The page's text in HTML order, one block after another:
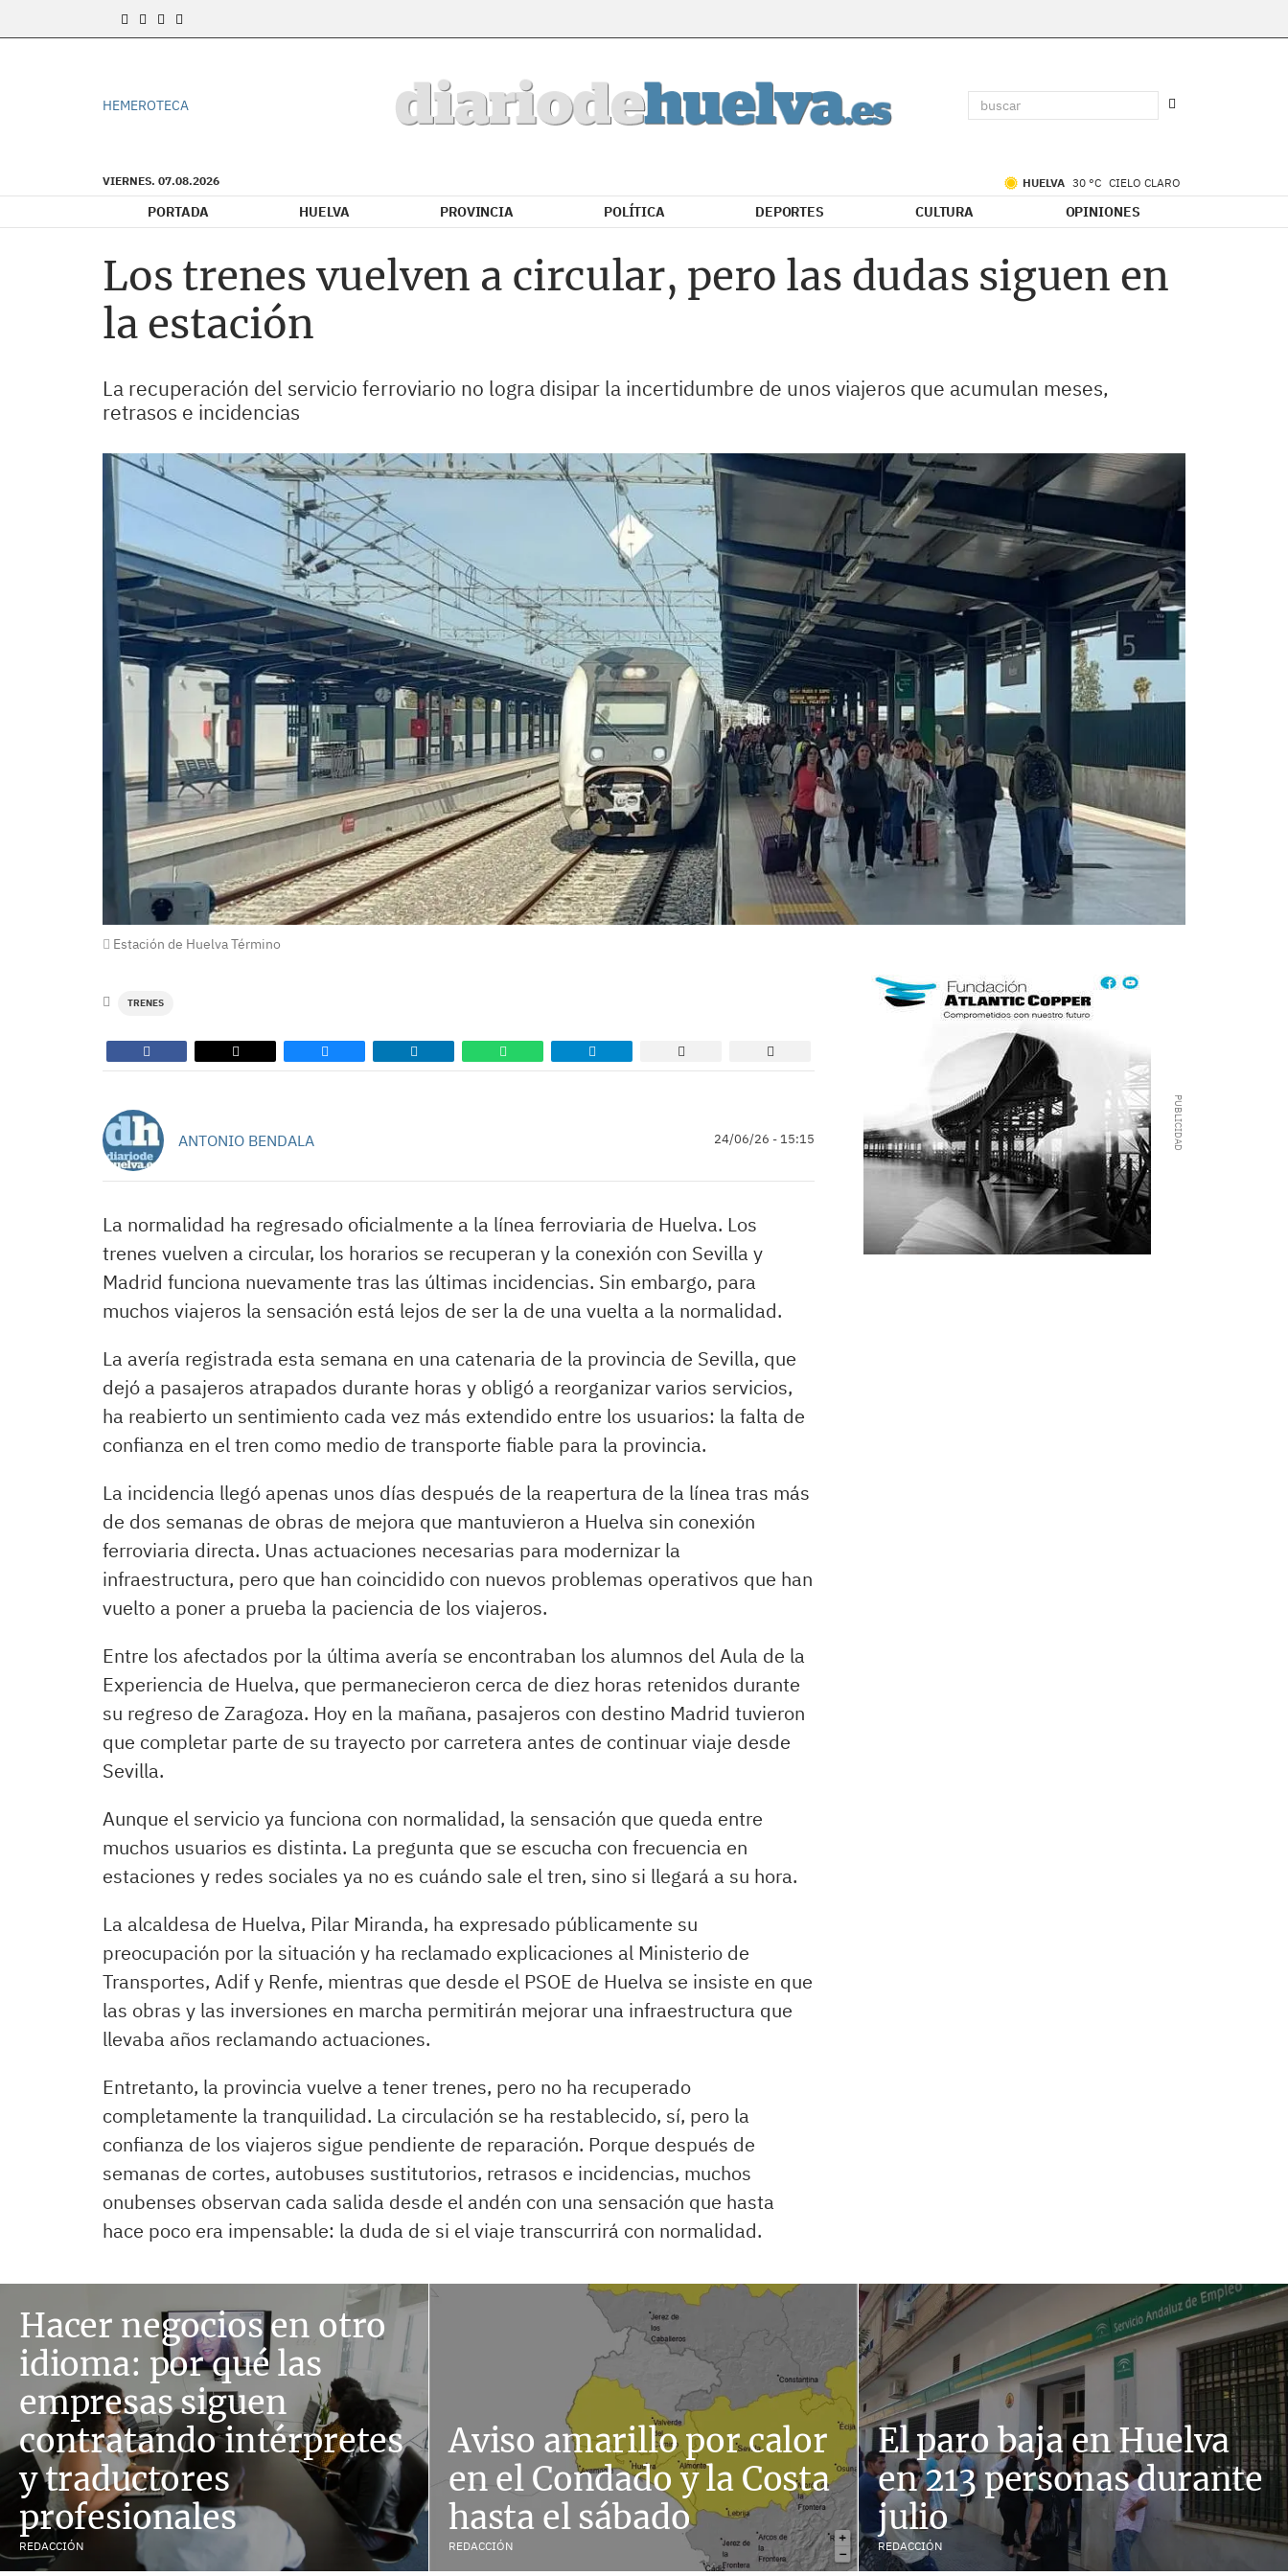
HEMEROTECA
VIERNES. 07.08.2026 HUELVA 30 °C CIELO CLARO
PORTADA HUELVA PROVINCIA POLÍTICA DEPORTES CULTURA OPINIONES
Los trenes vuelven a circular, pero las dudas siguen en
la estación
La recuperación del servicio ferroviario no logra disipar la incertidumbre de unos viajeros que acumulan meses,
retrasos e incidencias
Estación de Huelva Término
TRENES
ANTONIO BENDALA 24/06/26 - 15:15
La normalidad ha regresado oficialmente a la línea ferroviaria de Huelva. Los
trenes vuelven a circular, los horarios se recuperan y la conexión con Sevilla y
Madrid funciona nuevamente tras las últimas incidencias. Sin embargo, para
muchos viajeros la sensación está lejos de ser la de una vuelta a la normalidad.
La avería registrada esta semana en una catenaria de la provincia de Sevilla, que
dejó a pasajeros atrapados durante horas y obligó a reorganizar varios servicios,
ha reabierto un sentimiento cada vez más extendido entre los usuarios: la falta de
confianza en el tren como medio de transporte fiable para la provincia.
La incidencia llegó apenas unos días después de la reapertura de la línea tras más
de dos semanas de obras de mejora que mantuvieron a Huelva sin conexión
ferroviaria directa. Unas actuaciones necesarias para modernizar la
infraestructura, pero que han coincidido con nuevos problemas operativos que han
vuelto a poner a prueba la paciencia de los viajeros.
Entre los afectados por la última avería se encontraban los alumnos del Aula de la
Experiencia de Huelva, que permanecieron cerca de diez horas retenidos durante
su regreso de Zaragoza. Hoy en la mañana, pasajeros con destino Madrid tuvieron
que completar parte de su trayecto por carretera antes de continuar viaje desde
Sevilla.
Aunque el servicio ya funciona con normalidad, la sensación que queda entre
muchos usuarios es distinta. La pregunta que se escucha con frecuencia en
estaciones y redes sociales ya no es cuándo sale el tren, sino si llegará a su hora.
La alcaldesa de Huelva, Pilar Miranda, ha expresado públicamente su
preocupación por la situación y ha reclamado explicaciones al Ministerio de
Transportes, Adif y Renfe, mientras que desde el PSOE de Huelva se insiste en que
las obras y las inversiones en marcha permitirán mejorar una infraestructura que
llevaba años reclamando actuaciones.
Entretanto, la provincia vuelve a tener trenes, pero no ha recuperado
completamente la tranquilidad. La circulación se ha restablecido, sí, pero la
confianza de los viajeros sigue pendiente de reparación. Porque después de
semanas de cortes, autobuses sustitutorios, retrasos e incidencias, muchos
onubenses observan cada salida desde el andén con una sensación que hasta
hace poco era impensable: la duda de si el viaje transcurrirá con normalidad.
Hacer negocios en otro
idioma: por qué las
empresas siguen
contratando intérpretes
y traductores
profesionales
REDACCIÓN
Aviso amarillo por calor
en el Condado y la Costa
hasta el sábado
REDACCIÓN
El paro baja en Huelva
en 213 personas durante
julio
REDACCIÓN